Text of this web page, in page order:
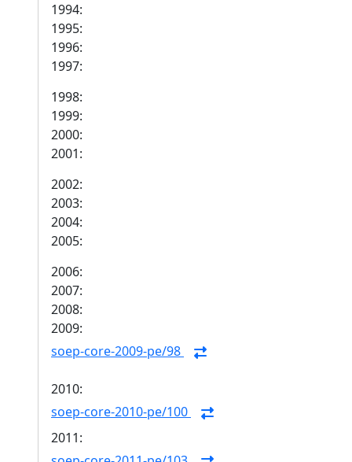
1994:
1995:
1996:
1997:
1998:
1999:
2000:
2001:
2002:
2003:
2004:
2005:
2006:
2007:
2008:
2009:
soep-core-2009-pe/98
2010:
soep-core-2010-pe/100
2011: